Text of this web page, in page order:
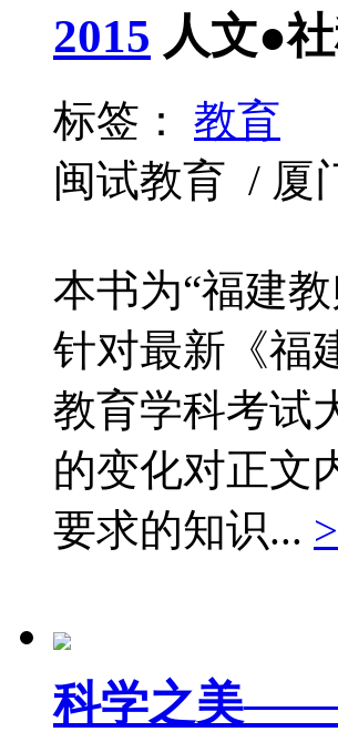
2015 人文●
标签： 教育
闽试教育 / 厦
本书为“福建
针对最新《福
教育学科考试
的变化对正文
要求的知识...
科学之美——